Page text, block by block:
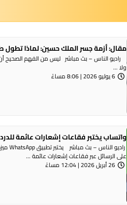
مقال: أزمة جسر الملك حسين: لماذا تطول
راديو الناس – بث مباشر ليس من الفهم الصحيح
ولا ...
6 يوليو 2026 | 8:06 مساءً
واتساب يختبر فقاعات إشعارات عائمة
على الرسائل عبر فقاعات إشعارات عائمة ...
26 أبريل 2026 | 12:04 مساءً